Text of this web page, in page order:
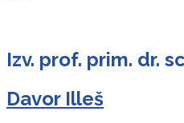
Izv. prof. prim. dr.
Davor Illeš